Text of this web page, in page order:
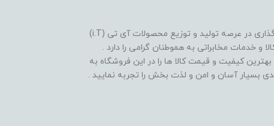
فروشگاه موبایل آی تی تل از سال 1380 افتخار خدمت گذاری در عرصه تولید و توزیع محصولات آی تی (i.T)
و خدمات مخابراتی به هموطنان گرامی را دارد .
کیفیت و قیمت کالا ها را در این فروشگاه به
بسیار آسان و امن و لذت بخش را تجربه نمایید .